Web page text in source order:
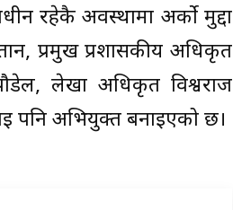
रहेकै अवस्थामा अर्को मुद्दा
प्रमुख प्रशासकीय अधिकृत
लेखा अधिकृत विश्वराज
पनि अभियुक्त बनाइएको छ।